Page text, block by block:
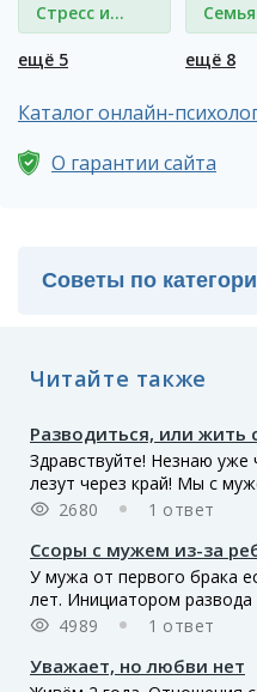
Стресс и
депрессия
ещё 5
Семья
ещё 8
Каталог онлайн-
О гарантии сайта
Читайте также
Разводиться, или жить
Здравствуйте! Незнаю уже
лезут через край! Мы с
2680
1 ответ
Ссоры с мужем из-за
У мужа от первого брака
лет. Инициатором развода
4989
1 ответ
Уважает, но любви нет